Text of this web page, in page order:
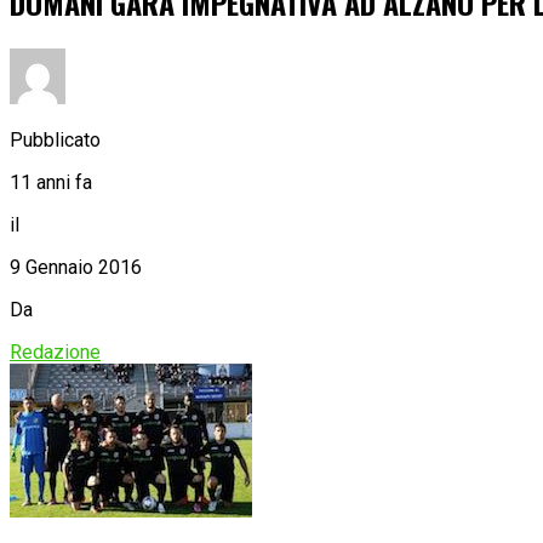
Pubblicato
11 anni fa
il
9 Gennaio 2016
Da
Redazione